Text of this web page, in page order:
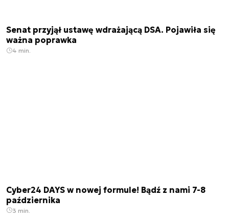
Senat przyjął ustawę wdrażającą DSA. Pojawiła się
ważna poprawka
4 min.
Cyber24 DAYS w nowej formule! Bądź z nami 7-8
października
3 min.